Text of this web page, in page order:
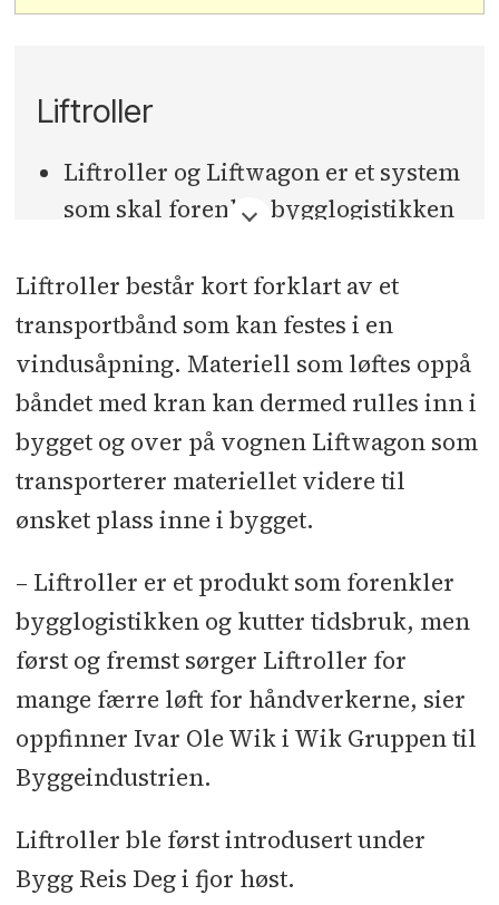
Liftroller
Liftroller og Liftwagon er et system
som skal forenkle bygglogistikken
håndverkerne.
Liftroller er et aluminiumsprodukt
som blir produsert i Polen.
Ivar Ole Wik i Wik Gruppen kom
på ideen til Liftroller i 2008 da han
jobbet på byggeplass og hadde
utfordringer med å løfte inn
Produktet er nå patentert i elleve
land samt internasjonal
varemerkebeskyttelse og
designbeskyttelse.
Liftroller er nå testet ved flere
produktet er økende både blant
utleieselskap og entreprenører
Liftroller består kort forklart av et
transportbånd som kan festes i en
vindusåpning. Materiell som løftes oppå
båndet med kran kan dermed rulles inn i
bygget og over på vognen Liftwagon som
transporterer materiellet videre til
ønsket plass inne i bygget.
– Liftroller er et produkt som forenkler
bygglogistikken og kutter tidsbruk, men
først og fremst sørger Liftroller for
mange færre løft for håndverkerne, sier
oppfinner Ivar Ole Wik i Wik Gruppen til
Byggeindustrien.
Liftroller ble først introdusert under
Bygg Reis Deg i fjor høst.